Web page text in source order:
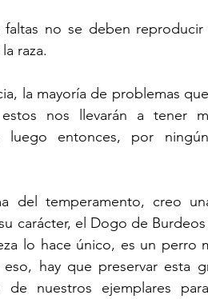
no se deben
raza.
la mayoría de problemas
nos llevarán a tener
luego entonces, por
del temperamento, creo
carácter, el Dogo de
lo hace único, es un perro
hay que preservar esta
de nuestros ejemplares